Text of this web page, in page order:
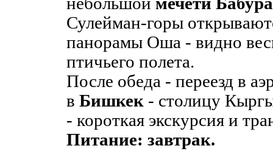
Сулейман-горы
панорамы Оша - видно
птичьего полета.
После обеда - переезд в
в Бишкек - столицу
- короткая экскурсия и
Питание: завтрак.